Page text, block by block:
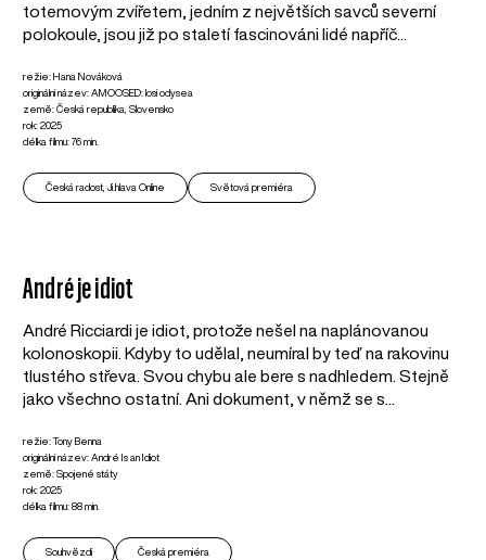
totemovým zvířetem, jedním z největších savců severní
polokoule, jsou již po staletí fascinováni lidé napříč...
režie: Hana Nováková
originální název: AMOOSED: losí odysea
země: Česká republika, Slovensko
rok: 2025
délka filmu: 76 min.
Česká radost, Ji.hlava Online Světová premiéra
André je idiot
André Ricciardi je idiot, protože nešel na naplánovanou
kolonoskopii. Kdyby to udělal, neumíral by teď na rakovinu
tlustého střeva. Svou chybu ale bere s nadhledem. Stejně
jako všechno ostatní. Ani dokument, v němž se s...
režie: Tony Benna
originální název: André Is an Idiot
země: Spojené státy
rok: 2025
délka filmu: 88 min.
Souhvězdí Česká premiéra